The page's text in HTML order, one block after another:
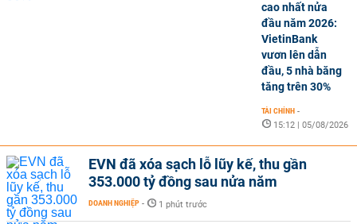
cao nhất nửa
đầu năm 2026:
VietinBank
vươn lên dẫn
đầu, 5 nhà băng
tăng trên 30%
TÀI CHÍNH -
15:12 | 05/08/2026
EVN đã xóa sạch lỗ lũy kế, thu gần
353.000 tỷ đồng sau nửa năm
DOANH NGHIỆP - 1 phút trước